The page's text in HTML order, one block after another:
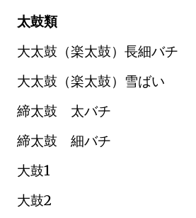
太鼓類
大太鼓（楽太鼓）長細バチ
大太鼓（楽太鼓）雪ばい
締太鼓 太バチ
締太鼓 細バチ
大鼓1
大鼓2